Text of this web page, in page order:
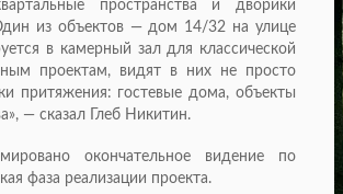
пространства и дворики
из объектов — дом 14/32 на улице
в камерный зал для классической
проектам, видят в них не просто
притяжения: гостевые дома, объекты
— сказал Глеб Никитин.
окончательное видение по
фаза реализации проекта.